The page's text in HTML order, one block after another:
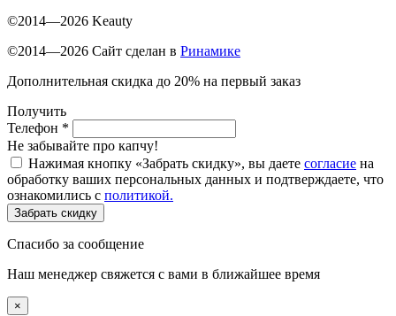
©2014—2026 Keauty
©2014—2026 Сайт сделан в Ринамике
Дополнительная скидка до 20% на первый заказ
Получить
Телефон *
Не забывайте про капчу!
Нажимая кнопку «Забрать скидку», вы даете согласие на
обработку ваших персональных данных и подтверждаете, что
ознакомились с политикой.
Забрать скидку
Спасибо за сообщение
Наш менеджер свяжется с вами в ближайшее время
×